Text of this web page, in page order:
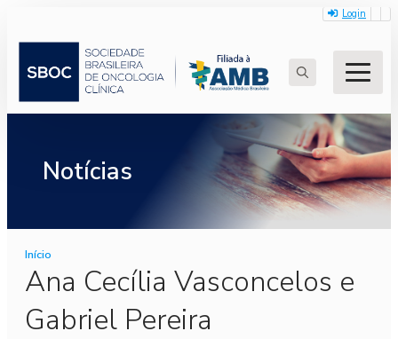
Login
for:
Notícias
Início
Ana Cecília Vasconcelos e
Gabriel Pereira